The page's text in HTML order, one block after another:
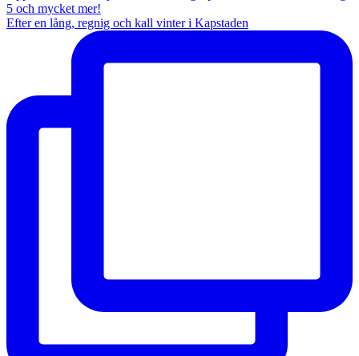
Efter en lång, regnig och kall vinter i Kapstaden